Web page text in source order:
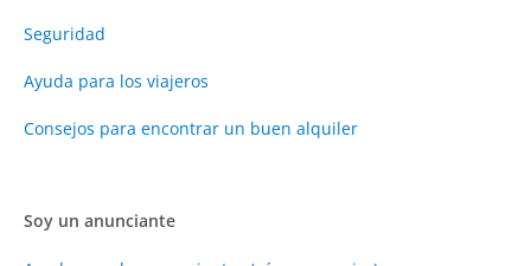
Seguridad
Ayuda para los viajeros
Consejos para encontrar un buen alquiler
Soy un anunciante